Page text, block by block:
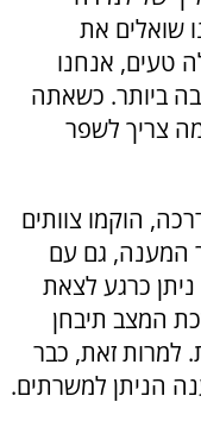
שואלים את
טעים, אנחנו
ביותר. כשאתה
מה צריך לשפר
הוקמו צוותים
המענה, גם עם
ניתן כרגע לצאת
המצב תיבחן
למרות זאת, כבר
הניתן למשרתים.